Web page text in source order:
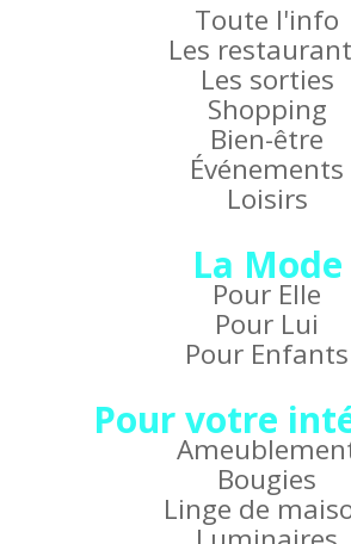
Toute l'info
Les
Les sorties
Shopping
Bien-être
Événements
Loisirs
La Mode
Pour Elle
Pour Lui
Pour Enfants
Pour votre
Bougies
Linge de